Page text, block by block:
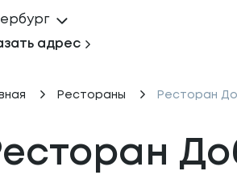
адрес
Рестораны Ресторан